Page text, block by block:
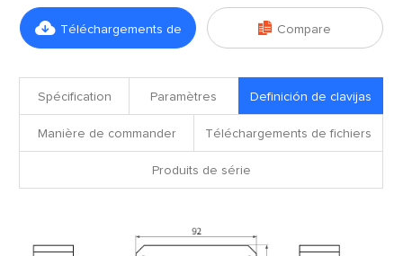
 Téléchargements de  Compare
Spécification Paramètres Definición de clavijas
Manière de commander Téléchargements de fichiers
Produits de série